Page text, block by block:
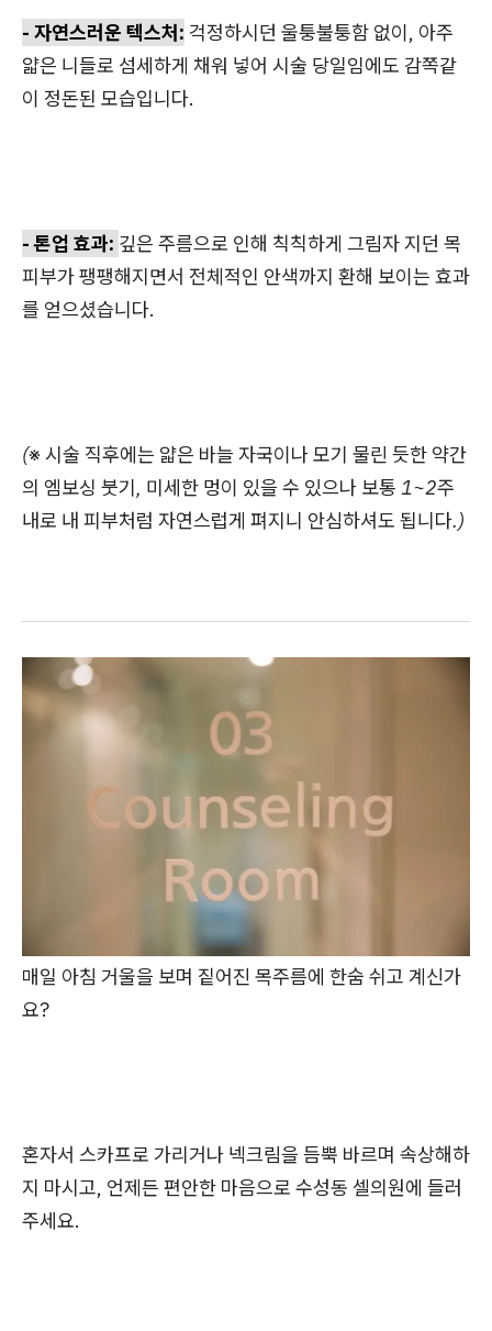
- 자연스러운 텍스처: 걱정하시던 울퉁불퉁함 없이, 아주
얇은 니들로 섬세하게 채워 넣어 시술 당일임에도 감쪽같
이 정돈된 모습입니다.
- 톤업 효과: 깊은 주름으로 인해 칙칙하게 그림자 지던 목
피부가 팽팽해지면서 전체적인 안색까지 환해 보이는 효과
를 얻으셨습니다.
(※ 시술 직후에는 얇은 바늘 자국이나 모기 물린 듯한 약간
의 엠보싱 붓기, 미세한 멍이 있을 수 있으나 보통 1~2주
내로 내 피부처럼 자연스럽게 펴지니 안심하셔도 됩니다.)
매일 아침 거울을 보며 짙어진 목주름에 한숨 쉬고 계신가
요?
혼자서 스카프로 가리거나 넥크림을 듬뿍 바르며 속상해하
지 마시고, 언제든 편안한 마음으로 수성동 셀의원에 들러
주세요.